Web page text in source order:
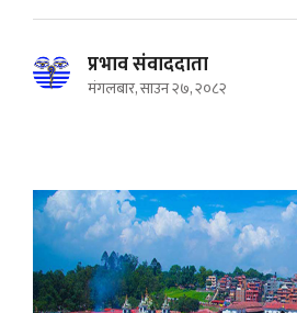
प्रभाव संवाददाता
मंगलबार, साउन २७, २०८२